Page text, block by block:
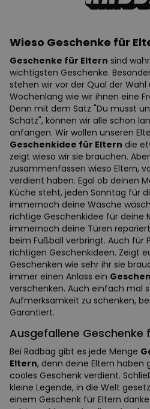
Wieso Geschenke für
Geschenke für Eltern sind
wichtigsten Geschenke.
stehen wir vor der Qual der
Wochenlang wie wir ihnen eine
Denn mit dem Satz "Du musst
Schatz", können wir alle schon
anfangen. Wir wollen unseren
Geschenkidee für Eltern die
zeigt wieso wir sie brauchen.
zusammenfassen wieso Eltern,
verdient haben. Egal ob deinen
Küche steht, jeden Sonntag für
immernoch deine Wäsche
richtige Geschenkidee für deine
immernoch deine Türen
beim Fußball verbringt. Auch für
richtigen Geschenkideen. Zeigt
Geschenken wie sehr ihr sie
immer einen Anlass ein
verschenken. Auch einfach mal
Aufmerksamkeit zu schenken,
Garantiert.
Ausgefallene Geschenke
Bei Radbag gibt es jede Menge
Eltern, denn deine Eltern
cooles Geschenk verdient.
kleine Legende, in die Welt
einem Geschenk für Eltern